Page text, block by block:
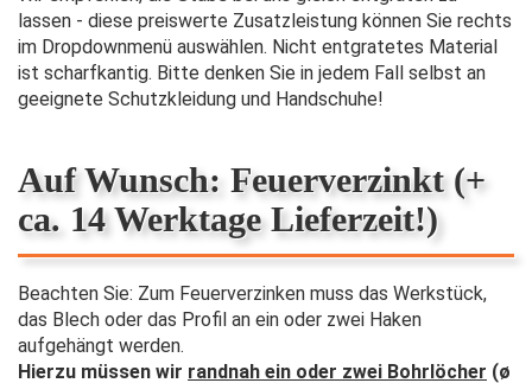
lassen - diese preiswerte Zusatzleistung können Sie rechts
im Dropdownmenü auswählen. Nicht entgratetes Material
ist scharfkantig. Bitte denken Sie in jedem Fall selbst an
geeignete Schutzkleidung und Handschuhe!
Auf Wunsch: Feuerverzinkt (+
ca. 14 Werktage Lieferzeit!)
Beachten Sie: Zum Feuerverzinken muss das Werkstück,
das Blech oder das Profil an ein oder zwei Haken
aufgehängt werden.
Hierzu müssen wir randnah ein oder zwei Bohrlöcher (ø